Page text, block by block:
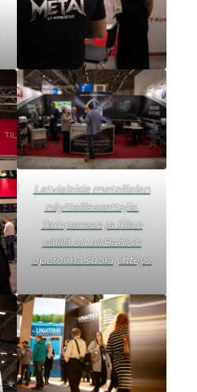
Latvialaisia metallialan
näytteilleasettajia.
Tampereen ja Riian
välillä on AirBalticin
operoima suora yhteys.